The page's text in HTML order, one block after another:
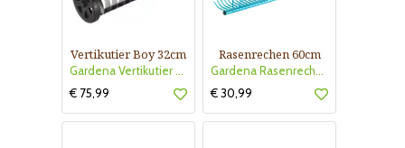
Vertikutier Boy 32cm
Gardena Vertikutier Boy 32cm
€ 75,99
Rasenrechen 60cm
Gardena Rasenrechen 60cm
€ 30,99